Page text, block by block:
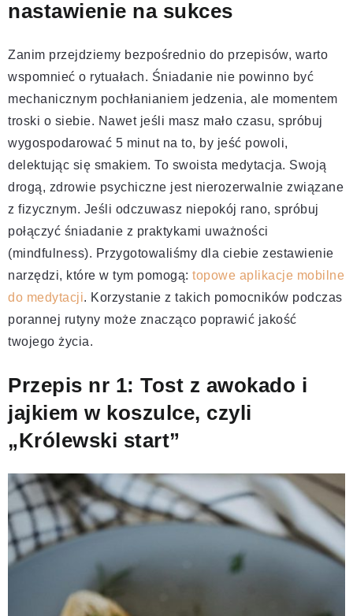
nastawienie na sukces
Zanim przejdziemy bezpośrednio do przepisów, warto
wspomnieć o rytuałach. Śniadanie nie powinno być
mechanicznym pochłanianiem jedzenia, ale momentem
troski o siebie. Nawet jeśli masz mało czasu, spróbuj
wygospodarować 5 minut na to, by jeść powoli,
delektując się smakiem. To swoista medytacja. Swoją
drogą, zdrowie psychiczne jest nierozerwalnie związane
z fizycznym. Jeśli odczuwasz niepokój rano, spróbuj
połączyć śniadanie z praktykami uważności
(mindfulness). Przygotowaliśmy dla ciebie zestawienie
narzędzi, które w tym pomogą: topowe aplikacje mobilne
do medytacji. Korzystanie z takich pomocników podczas
porannej rutyny może znacząco poprawić jakość
twojego życia.
Przepis nr 1: Tost z awokado i
jajkiem w koszulce, czyli
„Królewski start”